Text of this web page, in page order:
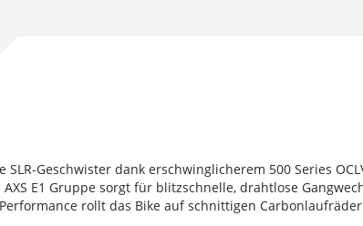
SLR-Geschwister dank erschwinglicherem 500 Series
E1 Gruppe sorgt für blitzschnelle, drahtlose
rollt das Bike auf schnittigen